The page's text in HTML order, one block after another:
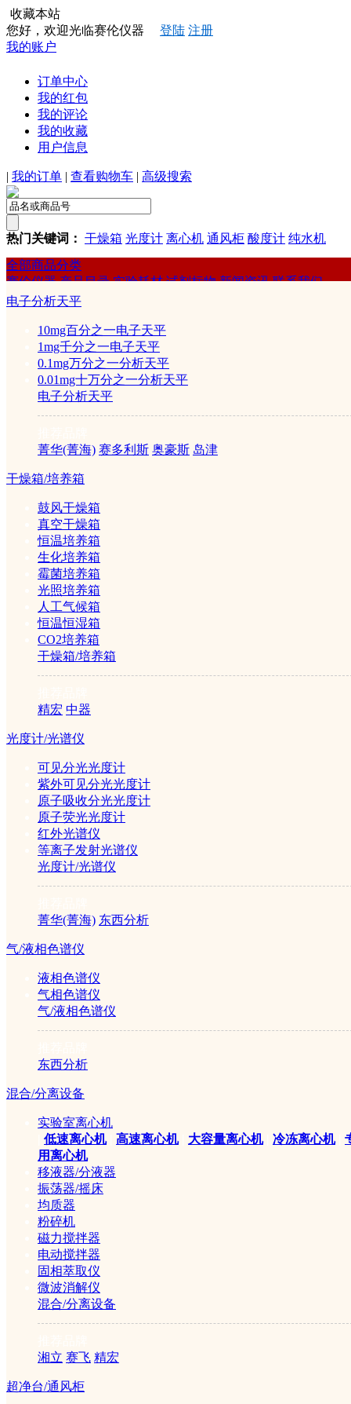
收藏本站
您好，欢迎光临赛伦仪器
登陆 注册
我的账户
订单中心
我的红包
我的评论
我的收藏
用户信息
| 我的订单 | 查看购物车 | 高级搜索
热门关键词： 干燥箱 光度计 离心机 通风柜 酸度计 纯水机
全部商品分类
电子分析天平
10mg百分之一电子天平
1mg千分之一电子天平
0.1mg万分之一分析天平
0.01mg十万分之一分析天平
电子分析天平
菁华(菁海) 赛多利斯 奥豪斯 岛津
干燥箱/培养箱
鼓风干燥箱
真空干燥箱
恒温培养箱
生化培养箱
霉菌培养箱
光照培养箱
人工气候箱
恒温恒湿箱
CO2培养箱
干燥箱/培养箱
精宏 中器
光度计/光谱仪
可见分光光度计
紫外可见分光光度计
原子吸收分光光度计
原子荧光光度计
红外光谱仪
等离子发射光谱仪
光度计/光谱仪
菁华(菁海) 东西分析
气/液相色谱仪
液相色谱仪
气相色谱仪
气/液相色谱仪
东西分析
混合/分离设备
实验室离心机
低速离心机 高速离心机 大容量离心机 冷冻离心机
用离心机
移液器/分液器
振荡器/摇床
均质器
粉碎机
磁力搅拌器
电动搅拌器
固相萃取仪
微波消解仪
混合/分离设备
湘立 赛飞 精宏
超净台/通风柜
赛伦仪器产品目录 实验耗材 试剂标物 新闻资讯 联系我们
常规实验仪器
加热/恒温设备
马弗炉/电阻炉
电热板/电热套
水浴/水槽
低温恒温槽
油浴油槽
金属浴
清洗/消毒设备
超声波清洗器
灭菌器/灭菌锅
纯化设备
超纯水机
蒸馏水器
旋转蒸发仪
氮吹仪
制冷设备
超低温冰箱
冷冻干燥机
泵类设备
实验室真空泵